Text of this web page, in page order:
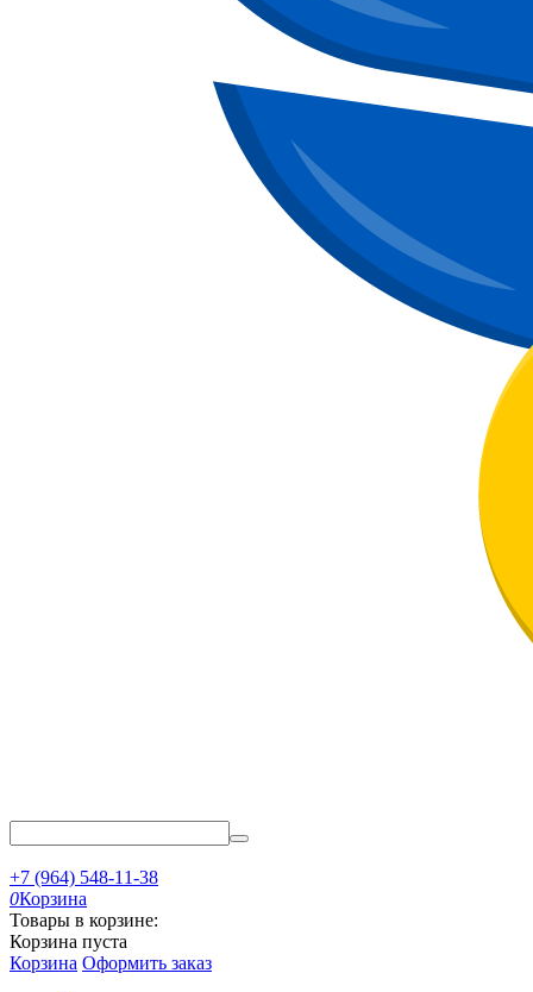
+7 (964) 548-11-38
0Корзина
Товары в корзине:
Корзина пуста
Корзина Оформить заказ